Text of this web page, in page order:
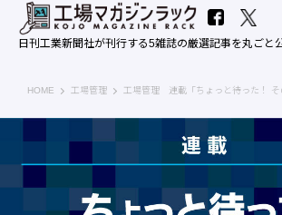
日刊工業新聞社が刊行する5雑誌の厳選記事を丸ごと
HOME 工場マガジンラック｜日刊工業新聞社
工場管理 工場管理 連載「ちょっと待った！ そ